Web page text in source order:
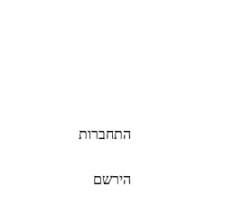
התחברות
הירשם